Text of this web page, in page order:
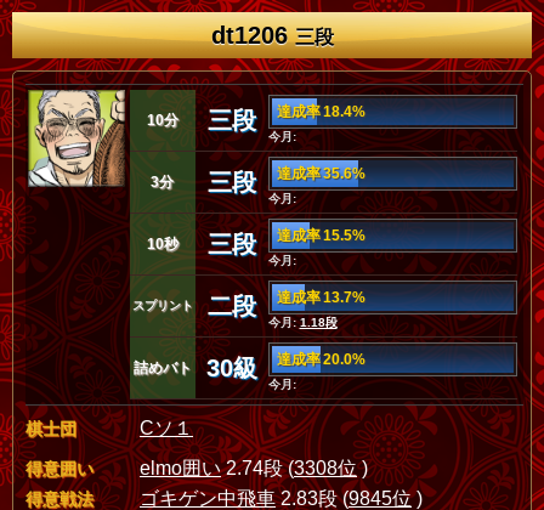
dt1206三段
10分 三段 達成率 18.4%
今月:
3分 三段 達成率 35.6%
今月:
10秒 三段 達成率 15.5%
今月:
スプリント 二段 達成率 13.7%
今月:1.18段
詰めバト 30級 達成率 20.0%
今月:
棋士団 Cソ１
得意囲い elmo囲い2.74段 (3308位)
得意戦法 ゴキゲン中飛車2.83段 (9845位)